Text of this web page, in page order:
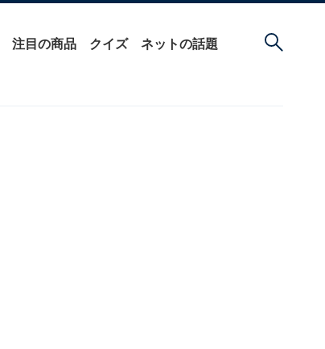
注目の商品 クイズ ネットの話題